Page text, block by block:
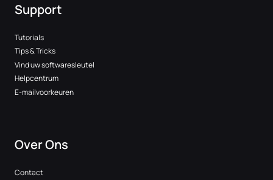
Support
Tutorials
Tips & Tricks
Vind uw softwaresleutel
Helpcentrum
E-mailvoorkeuren
Over Ons
Contact